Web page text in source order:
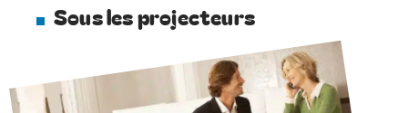
Sous les projecteurs